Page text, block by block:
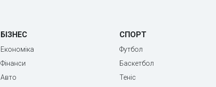
БІЗНЕС
Економіка
Фінанси
Авто
СПОРТ
Футбол
Баскетбол
Теніс